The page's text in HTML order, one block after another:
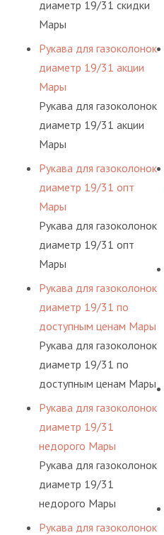
диаметр 19/31 скидки
Мары
Рукава для газоколонок
диаметр 19/31 акции
Мары
Рукава для газоколонок
диаметр 19/31 акции
Мары
Рукава для газоколонок
диаметр 19/31 опт
Мары
Рукава для газоколонок
диаметр 19/31 опт
Мары
Рукава для газоколонок
диаметр 19/31 по
доступным ценам Мары
Рукава для газоколонок
диаметр 19/31 по
доступным ценам Мары
Рукава для газоколонок
диаметр 19/31
недорого Мары
Рукава для газоколонок
диаметр 19/31
недорого Мары
Рукава для газоколонок